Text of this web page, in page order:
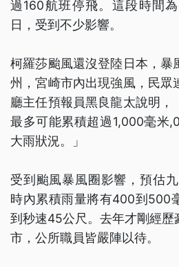
過160航班停飛。這段時間
日，受到不少影響。
柯羅莎颱風還沒登陸日本，暴
州，宮崎市內出現強風，民眾
廳主任預報員黑良龍太說明，
最多可能累積超過1,000毫米
大雨狀況。」
受到颱風暴風圈影響，預估
時內累積雨量將有400到500
到秒速45公尺。去年才剛經歷
市，公所職員皆嚴陣以待。